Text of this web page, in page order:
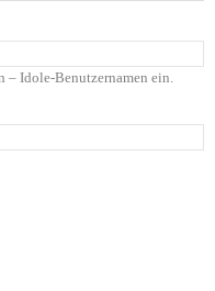
– Idole-Benutzernamen ein.